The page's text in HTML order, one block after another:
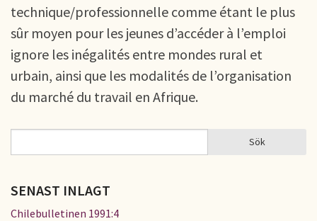
technique/professionnelle comme étant le plus
sûr moyen pour les jeunes d’accéder à l’emploi
ignore les inégalités entre mondes rural et
urbain, ainsi que les modalités de l’organisation
du marché du travail en Afrique.
SÖKFORMULÄR Sök
SENAST INLAGT
Chilebulletinen 1991:4